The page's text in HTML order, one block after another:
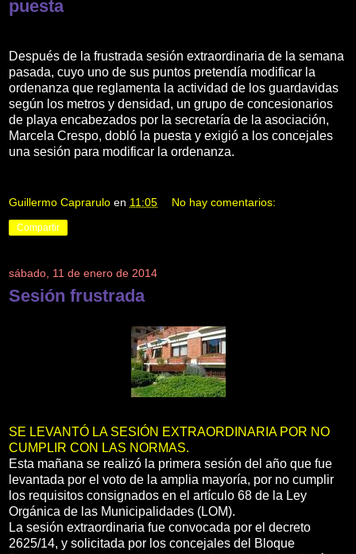
puesta
Después de la frustrada sesión extraordinaria de la semana
pasada, cuyo uno de sus puntos pretendía modificar la
ordenanza que reglamenta la actividad de los guardavidas
según los metros y densidad, un grupo de concesionarios
de playa encabezados por la secretaría de la asociación,
Marcela Crespo, dobló la puesta y exigió a los concejales
una sesión para modificar la ordenanza.
Guillermo Caprarulo en 11:05 No hay comentarios:
Compartir
sábado, 11 de enero de 2014
Sesión frustrada
SE LEVANTÓ LA SESIÓN EXTRAORDINARIA POR NO
CUMPLIR CON LAS NORMAS.
Esta mañana se realizó la primera sesión del año que fue
levantada por el voto de la amplia mayoría, por no cumplir
los requisitos consignados en el artículo 68 de la Ley
Orgánica de las Municipalidades (LOM).
La sesión extraordinaria fue convocada por el decreto
2625/14, y solicitada por los concejales del Bloque